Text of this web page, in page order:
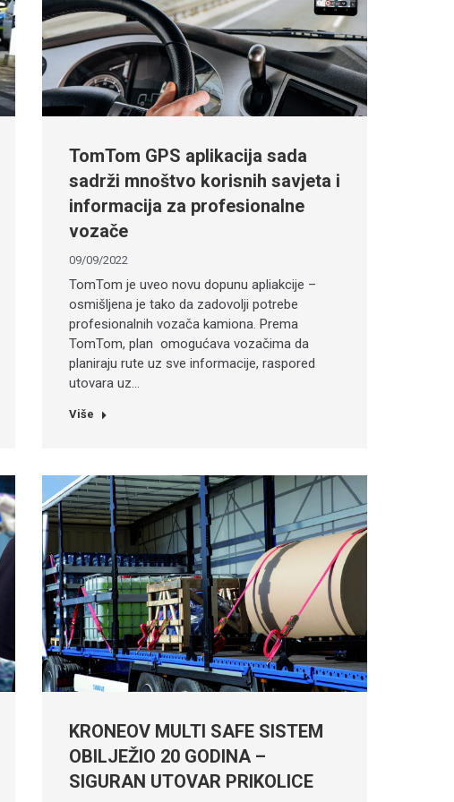
TomTom GPS aplikacija sada
sadrži mnoštvo korisnih savjeta i
informacija za profesionalne
vozače
09/09/2022
TomTom je uveo novu dopunu apliakcije –
osmišljena je tako da zadovolji potrebe
profesionalnih vozača kamiona. Prema
TomTom, plan omogućava vozačima da
planiraju rute uz sve informacije, raspored
utovara uz…
Više
KRONEOV MULTI SAFE SISTEM
OBILJEŽIO 20 GODINA –
SIGURAN UTOVAR PRIKOLICE